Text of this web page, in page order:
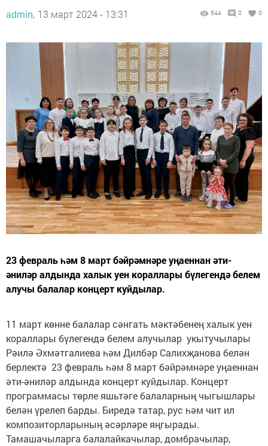
admin, 13 март 2024 - 13:31 544 0 0
23 февраль һәм 8 март бәйрәмнәре уңаеннан әти-
әниләр алдында халык уен кораллары бүлегендә белем
алучы балалар концерт куйдылар.
11 март көнне балалар сәнгать мәктәбенең халык уен
кораллары бүлегендә белем алучылар укытучылары
Рәилә Әхмәтгалиева һәм Дилбәр Салихҗанова белән
берлектә 23 февраль һәм 8 март бәйрәмнәре уңаеннан
әти-әниләр алдында концерт куйдылар. Концерт
программасы төрле яшьтәге балаларның чыгышлары
белән үрелеп барды. Биредә татар, рус һәм чит ил
композиторларының әсәрләре яңгырады.
Тамашачыларга балалайкачылар, домбрачылар,